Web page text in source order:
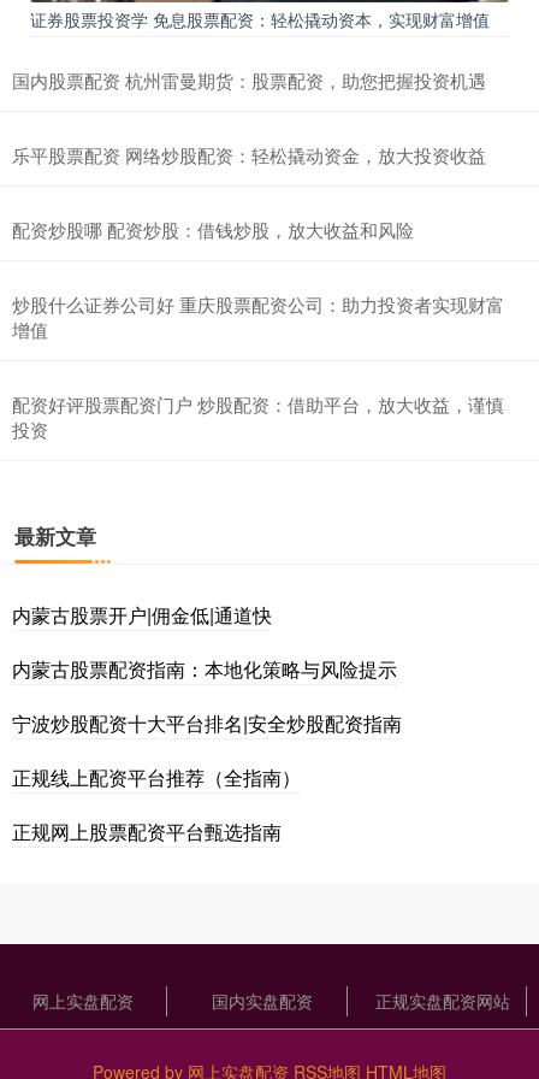
证券股票投资学 免息股票配资：轻松撬动资本，实现财富增值
国内股票配资 杭州雷曼期货：股票配资，助您把握投资机遇
乐平股票配资 网络炒股配资：轻松撬动资金，放大投资收益
配资炒股哪 配资炒股：借钱炒股，放大收益和风险
炒股什么证券公司好 重庆股票配资公司：助力投资者实现财富
增值
配资好评股票配资门户 炒股配资：借助平台，放大收益，谨慎
投资
最新文章
内蒙古股票开户|佣金低|通道快
内蒙古股票配资指南：本地化策略与风险提示
宁波炒股配资十大平台排名|安全炒股配资指南
正规线上配资平台推荐（全指南）
正规网上股票配资平台甄选指南
网上实盘配资 国内实盘配资 正规实盘配资网站
Powered by 网上实盘配资 RSS地图 HTML地图